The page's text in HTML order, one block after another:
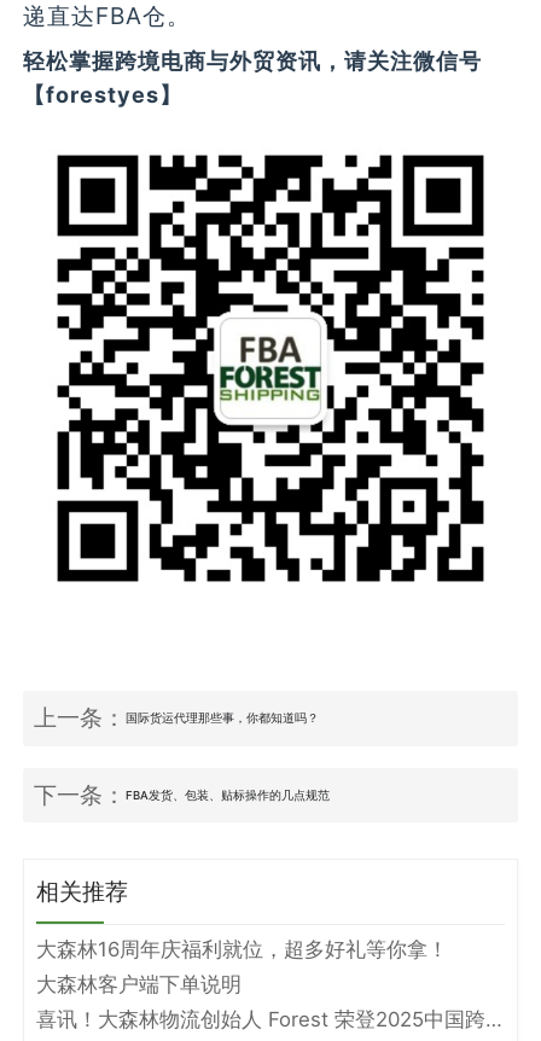
递直达FBA仓。
轻松掌握跨境电商与外贸资讯，请关注微信号
【forestyes】
上一条：国际货运代理那些事，你都知道吗？
下一条：FBA发货、包装、贴标操作的几点规范
相关推荐
大森林16周年庆福利就位，超多好礼等你拿！
大森林客户端下单说明
喜讯！大森林物流创始人 Forest 荣登2025中国跨境电商物流名人堂！